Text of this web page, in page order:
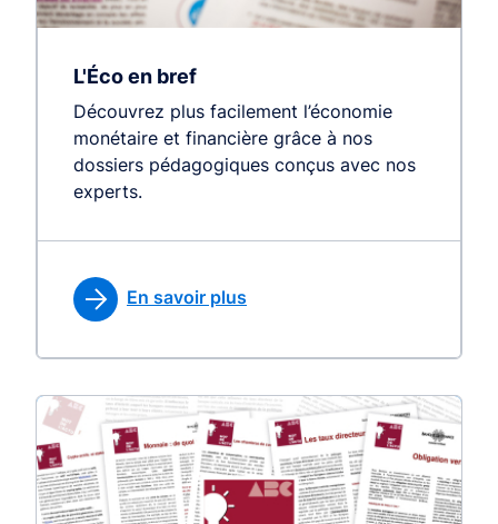
L'Éco en bref
Découvrez plus facilement l’économie
monétaire et financière grâce à nos
dossiers pédagogiques conçus avec nos
experts.
En savoir plus